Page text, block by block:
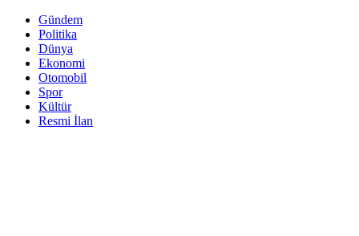
Gündem
Politika
Dünya
Ekonomi
Otomobil
Spor
Kültür
Resmi İlan